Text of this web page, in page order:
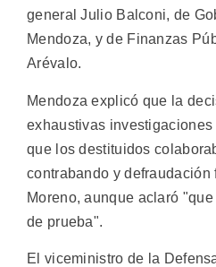
general Julio Balconi, de
Mendoza, y de Finanzas
Arévalo.
Mendoza explicó que la
exhaustivas
que los destituidos
contrabando y defraudación
Moreno, aunque aclaró
de prueba".
El viceministro de la